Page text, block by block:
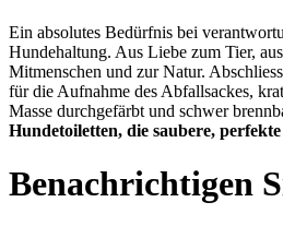
Ein absolutes Bedürfnis bei
Hundehaltung. Aus Liebe zum Tier,
Mitmenschen und zur Natur.
für die Aufnahme des Abfallsackes,
Masse durchgefärbt und schwer
Hundetoiletten, die saubere,
Benachrichtigen